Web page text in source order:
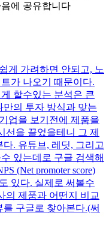
에 공유합니다
게 가려하면 안되고, 노
가 나오기 때문이다.
할수있는 분석은 큰
의 투자 방식과 맞는
업을 보기전에 제품을
선을 끌었을테니 그 제
. 유튜브, 레딧, 그리고
있는데로 구글 검색해
(Net promoter score)
있다. 실제로 써볼수
의 제품과 어떤지 비교
구글로 찾아본다.(써